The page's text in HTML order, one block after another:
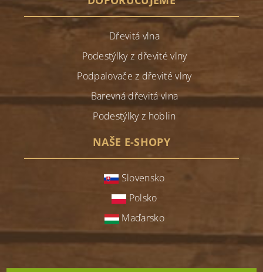
Dřevitá vlna
Podestýlky z dřevité vlny
Podpalovače z dřevité vlny
Barevná dřevitá vlna
Podestýlky z hoblin
NAŠE E-SHOPY
Slovensko
Polsko
Maďarsko